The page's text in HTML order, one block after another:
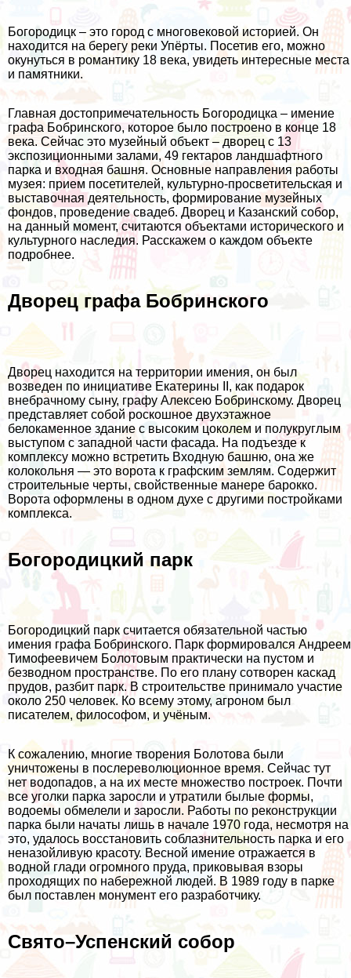
Богородицк – это город с многовековой историей. Он
находится на берегу реки Упёрты. Посетив его, можно
окунуться в романтику 18 века, увидеть интересные места
и памятники.
Главная достопримечательность Богородицка – имение
графа Бобринского, которое было построено в конце 18
века. Сейчас это музейный объект – дворец с 13
экспозиционными залами, 49 гектаров ландшафтного
парка и входная башня. Основные направления работы
музея: прием посетителей, культурно-просветительская и
выставочная деятельность, формирование музейных
фондов, проведение свадеб. Дворец и Казанский собор,
на данный момент, считаются объектами исторического и
культурного наследия. Расскажем о каждом объекте
подробнее.
Дворец графа Бобринского
Дворец находится на территории имения, он был
возведен по инициативе Екатерины II, как подарок
внебрачному сыну, графу Алексею Бобринскому. Дворец
представляет собой роскошное двухэтажное
белокаменное здание с высоким цоколем и полукруглым
выступом с западной части фасада. На подъезде к
комплексу можно встретить Входную башню, она же
колокольня — это ворота к графским землям. Содержит
строительные черты, свойственные манере барокко.
Ворота оформлены в одном духе с другими постройками
комплекса.
Богородицкий парк
Богородицкий парк считается обязательной частью
имения графа Бобринского. Парк формировался Андреем
Тимофеевичем Болотовым практически на пустом и
безводном пространстве. По его плану сотворен каскад
прудов, разбит парк. В строительстве принимало участие
около 250 человек. Ко всему этому, агроном был
писателем, философом, и учёным.
К сожалению, многие творения Болотова были
уничтожены в послереволюционное время. Сейчас тут
нет водопадов, а на их месте множество построек. Почти
все уголки парка заросли и утратили былые формы,
водоемы обмелели и заросли. Работы по реконструкции
парка были начаты лишь в начале 1970 года, несмотря на
это, удалось восстановить соблазнительность парка и его
неназойливую красоту. Весной имение отражается в
водной глади огромного пруда, приковывая взоры
проходящих по набережной людей. В 1989 году в парке
был поставлен монумент его разработчику.
Свято–Успенский собор